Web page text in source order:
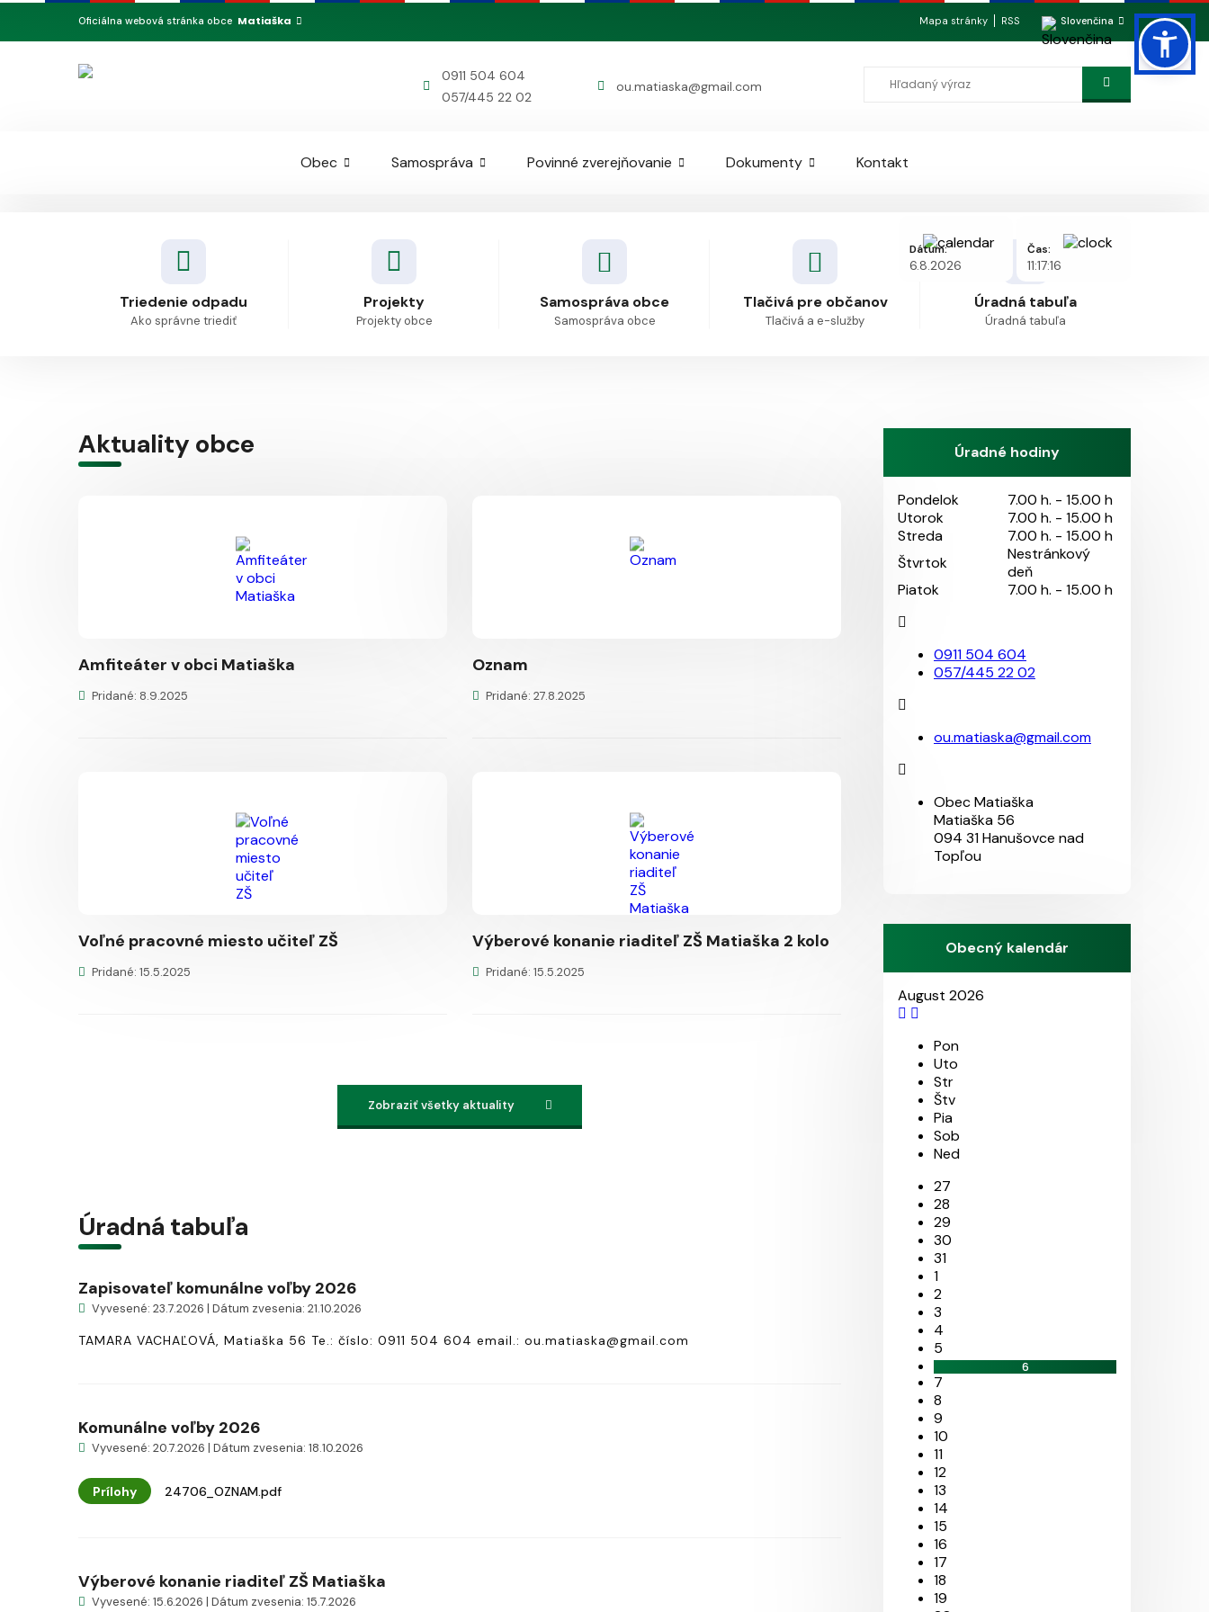
Oficiálna webová stránka obce Matiaška Mapa stránky RSS Slovenčina
0911 504 604
057/445 22 02
ou.matiaska@gmail.com
Obec Samospráva Povinné zverejňovanie Dokumenty Kontakt
Dátum:
6.8.2026
Čas:
11:17:16
Triedenie odpadu
Ako správne triediť
Projekty
Projekty obce
Samospráva obce
Samospráva obce
Tlačivá pre občanov
Tlačivá a e-služby
Úradná tabuľa
Úradná tabuľa
Aktuality obce
Amfiteáter v obci Matiaška
Pridané: 8.9.2025
Oznam
Pridané: 27.8.2025
Voľné pracovné miesto učiteľ ZŠ
Pridané: 15.5.2025
Výberové konanie riaditeľ ZŠ Matiaška 2 kolo
Pridané: 15.5.2025
Zobraziť všetky aktuality
Úradná tabuľa
Zapisovateľ komunálne voľby 2026
Vyvesené: 23.7.2026 | Dátum zvesenia: 21.10.2026
TAMARA VACHAĽOVÁ, Matiaška 56 Te.: číslo: 0911 504 604 email.: ou.matiaska@gmail.com
Komunálne voľby 2026
Vyvesené: 20.7.2026 | Dátum zvesenia: 18.10.2026
Prílohy 24706_OZNAM.pdf
Výberové konanie riaditeľ ZŠ Matiaška
Vyvesené: 15.6.2026 | Dátum zvesenia: 15.7.2026
Úradné hodiny
Pondelok
7.00 h. - 15.00 h
Utorok
7.00 h. - 15.00 h
Streda
7.00 h. - 15.00 h
Štvrtok
Nestránkový
deň
Piatok
7.00 h. - 15.00 h
0911 504 604
057/445 22 02
ou.matiaska@gmail.com
Obec Matiaška
Matiaška 56
094 31 Hanušovce nad
Topľou
Obecný kalendár
August 2026
Pon
Uto
Str
Štv
Pia
Sob
Ned
27
28
29
30
31
1
2
3
4
5
6
7
8
9
10
11
12
13
14
15
16
17
18
19